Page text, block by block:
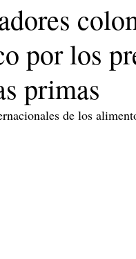
por los
primas
de los